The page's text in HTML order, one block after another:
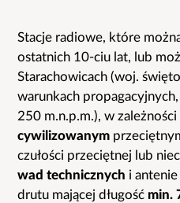
List
details
Stacje radiowe, które
ostatnich 10-ciu lat, lub
Starachowicach (woj.
warunkach
250 m.n.p.m.), w
cywilizowanym
czułości przeciętnej lub
wad technicznych i
drutu mającej długość min.